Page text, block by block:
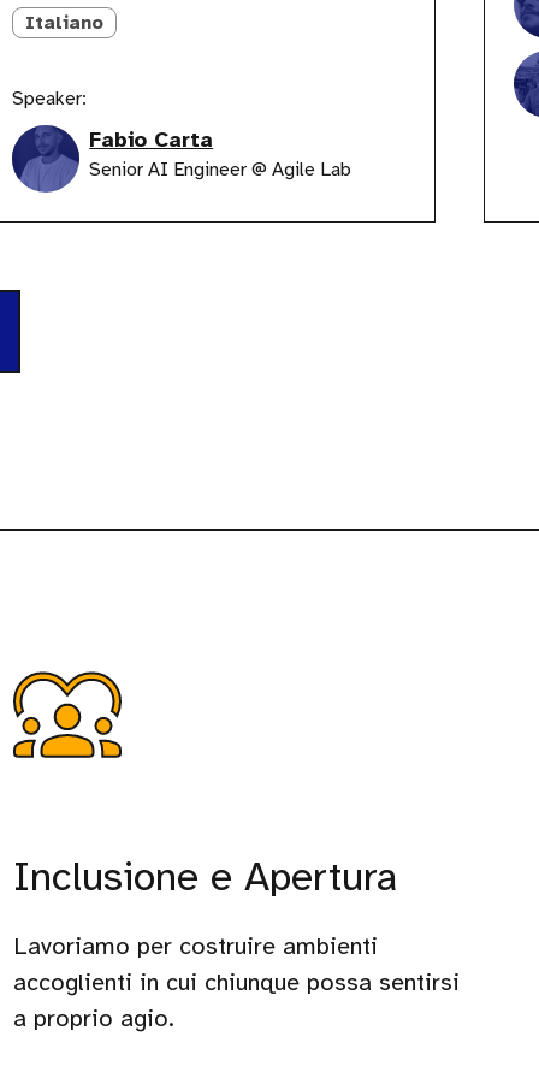
Italiano
Speaker:
Fabio Carta
Senior AI Engineer @ Agile Lab
Inclusione e Apertura
Lavoriamo per costruire ambienti
accoglienti in cui chiunque possa sentirsi
a proprio agio.